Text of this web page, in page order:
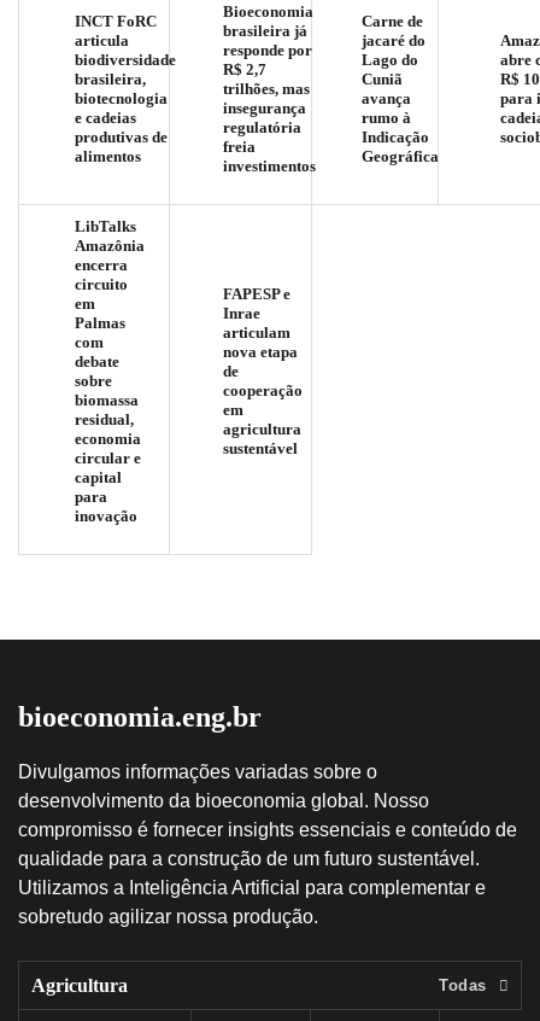
INCT FoRC
articula
biodiversidade
brasileira,
biotecnologia
e cadeias
produtivas de
alimentos
Bioeconomia
brasileira já
responde por
R$ 2,7
trilhões, mas
insegurança
regulatória
freia
investimentos
Carne de
jacaré do
Lago do
Cuniã
avança
rumo à
Indicação
Geográfica
abre
R$
para
LibTalks
Amazônia
encerra
circuito
em
Palmas
com
debate
sobre
biomassa
residual,
economia
circular e
capital
para
inovação
FAPESP e
Inrae
articulam
nova etapa
de
cooperação
em
agricultura
sustentável
bioeconomia.eng.br
Divulgamos informações variadas sobre o
desenvolvimento da bioeconomia global. Nosso
compromisso é fornecer insights essenciais e conteúdo de
qualidade para a construção de um futuro sustentável.
Utilizamos a Inteligência Artificial para complementar e
sobretudo agilizar nossa produção.
Agricultura Todas